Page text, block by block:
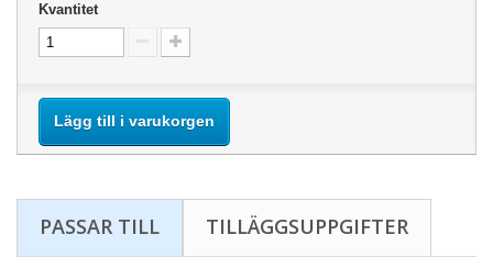
Kvantitet
Lägg till i varukorgen
PASSAR TILL TILLÄGGSUPPGIFTER